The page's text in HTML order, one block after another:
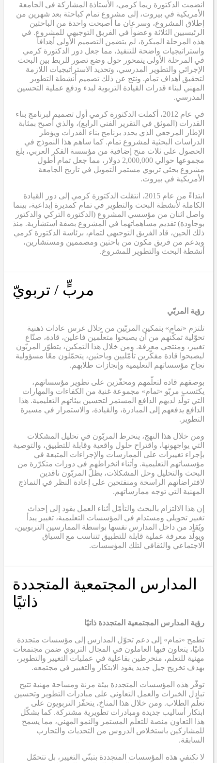
انضمت الدكتورة ريما كرمي، الأستاذة المشاركة في الجامعة
الأمريكية في بيروت، إلى مشروع تمام كباحثة بعد شهرين من
إطلاق المشروع، وسرعان ما أصبحت واحدة من الباحثين
الرئيسيين الثلاثة وعضواً في الفريق التوجيهي للمشروع. في
هذه المرحلة المبكرة، لم يتضمن التصميم الأولي أهدافاً
واستراتيجيات واضحة للتنفيذ، مما جعل دور الدكتورة كرمي
في المرحلة الأولى يتمحور حول وضع تصور للربط بين البحث
الإجرائي والتطوير المدرسي، وتحديد الاستراتيجيات اللازمة
لتحقيق أهداف تمام. ونتج عن ذلك تصميم أنشطة التطوير
المهني لبناء قدرات القيادة التربوية لبدء ودفع عملية التحسين
المدرسي.
في عام 2012، أكملت الدكتورة كرمي أول تصميم لبرنامج بناء
القدرات (الموثق في التقرير الفني الرابع)، والذي أصبح بمثابة
الإطار المرجعي الذي يحدد برنامج بناء القدرات ويؤطر
الدراسات البحثية لمشروع تمام. كما ساهم هذا النموذج في
الحصول على ثلاث منح إضافية من مؤسسة الفكر العربي، بلغ
مجموعها حوالي 2,000,000 دولار، مما جعل تمام أطول
مشروع بحثي تربوي مستمر التمويل في تاريخ الجامعة
الأمريكية في بيروت.
ابتداءً من عام 2015، انتقلت الدكتورة كرمي إلى دور القيادة
الكاملة لأنشطة البحث والتطوير في تمام كمديرة إبداعية، بينما
واصل اثنان من مؤسسي المشروع (الدكتورة التركي والدكتور
بوجاودة) تقديم مساهماتهما في المشروع بصفة استشارية. منذ
ذلك الحين، قاد الفريق التوجيهي لتمام، برئاسة الدكتورة كرمي
وبدعم من فريق مكون من باحثين ومصممين ومستشارين،
أنشطة البحث والتطوير للمشروع.
مربٍّ / تربويّ
رؤية المربّي
تلتزم «تمام» بتمكين المربّين من خلال غرس عادات ذهنية
تحوّلية تمكّنهم من أن يصبحوا متعلّمين فاعلين، قادة، صنّاع
تغيير، ومنتجي معرفة. ومن خلال هذا التمكين، يتطوّر المربّون
ليصبحوا قادة مفكّرين تأمّليين وباحثين، يتحمّلون معًا مسؤولية
نجاح مؤسساتهم التعليمية وإنجازات طلابهم.
بوصفهم قادة لتعلّمهم ومحفّزين على تطوير مؤسساتهم،
يكتسب مربّو «تمام» مجموعة غنية من الكفاءات والمهارات
التي تولّد لديهم الدافع المستمر لتحسين بيئاتهم التعليمية. هذا
الدافع يدفعهم إلى المبادرة، والقيادة، والاستمرار في مسيرة
التطوير.
ومن خلال هذا النهج، ينخرط المربّون في تحليل المشكلات
التي يواجهونها، واقتراح حلول واقعية وقابلة للتطبيق، والتوصية
بإجراء تغييرات على الممارسات والإجراءات المتبعة في
مؤسساتهم التعليمية. وأثناء انخراطهم في دورات متكرّرة من
البحث والتحليل وحل المشكلات، يظلّ المربّون ناقدين
لافتراضاتهم الراسخة ومنفتحين على إعادة النظر في النماذج
المهنية التي توجه ممارساتهم.
إن هذا الالتزام بالبحث والتأمّل أثناء العمل يقود إلى إحداث
تغيير تحويلي ومستدام في المؤسسات التعليمية، تغيير يبدأ
ويُقاد من داخل المدارس نفسها بواسطة الممارسين التربويين،
ويولّد معرفة عملية قابلة للتطبيق تتناسب مع السياق
الاجتماعي والثقافي لتلك المؤسسات.
المدارس المجتمعية المتجددة
ذاتيًا
رؤية المدارس المجتمعية المتجددة ذاتيًا
تطمح «تمام» إلى دعم تحوّل المدارس إلى مؤسسات متجددة
ذاتيًا، يتعاون فيها العاملون في المجال التربوي ضمن مجتمعات
مهنية للتعلّم، منخرطين بفاعلية في عمليات التغيير والتطوير،
بهدف تخريج جيل جديد يقود الابتكار والتغيير في مجتمعه.
توفّر هذه المؤسسات المتجددة بيئة مرنة ومساحة مهنية تتيح
تبادل الخبرات والعمل التعاوني على مبادرات التطوير وتحسين
تعلّم الطلاب. ومن خلال هذا المناخ، يتحفّز التربويون على
ابتكار أساليب جديدة ومبادرات تطويرية مشتركة. كما يشكّل
هذا التعاون منصة للتعلّم المستمر والنمو المهني، مما يسمح
للمشاركين باستخلاص الدروس من التحديات والتجارب
السابقة.
لا تكتفي هذه المؤسسات المتجددة بتبنّي التغيير، بل تتحمّل